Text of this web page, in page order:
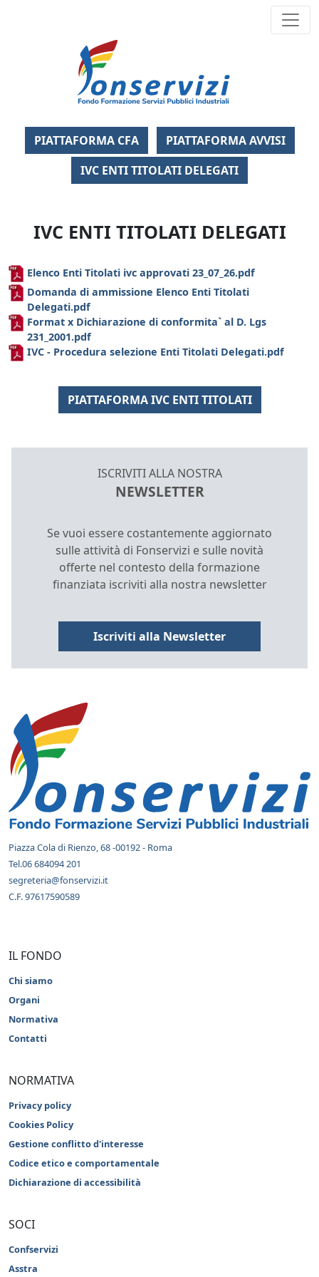
PIATTAFORMA CFA
PIATTAFORMA AVVISI
IVC ENTI TITOLATI DELEGATI
IVC ENTI TITOLATI DELEGATI
Elenco Enti Titolati ivc approvati 23_07_26.pdf
Domanda di ammissione Elenco Enti Titolati
Delegati.pdf
Format x Dichiarazione di conformita` al D. Lgs
231_2001.pdf
IVC - Procedura selezione Enti Titolati Delegati.pdf
PIATTAFORMA IVC ENTI TITOLATI
ISCRIVITI ALLA NOSTRA
NEWSLETTER
Se vuoi essere costantemente aggiornato
sulle attività di Fonservizi e sulle novità
offerte nel contesto della formazione
finanziata iscriviti alla nostra newsletter
Iscriviti alla Newsletter
INFORMAZIONI E
Piazza Cola di Rienzo, 68 -00192 - Roma
Tel.06 684094 201
segreteria@fonservizi.it
C.F. 97617590589
IL FONDO
Chi siamo
Organi
Normativa
Contatti
NORMATIVA
Privacy policy
Cookies Policy
Gestione conflitto d'interesse
Codice etico e comportamentale
Dichiarazione di accessibilità
SOCI
Confservizi
Asstra